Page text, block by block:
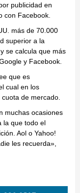
publicidad en
con Facebook.
más de 70.000
superior a la
se calcula que más
y Facebook.
que es
cual en los
de mercado.
muchas ocasiones
la que todo el
Aol o Yahoo!
les recuerda»,